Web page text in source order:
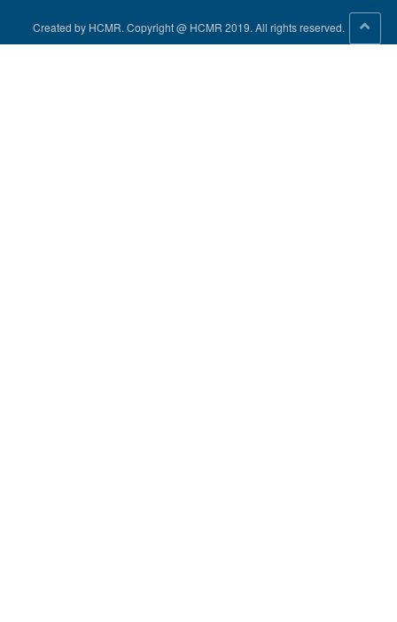
Created by HCMR. Copyright @ HCMR 2019. All rights reserved.